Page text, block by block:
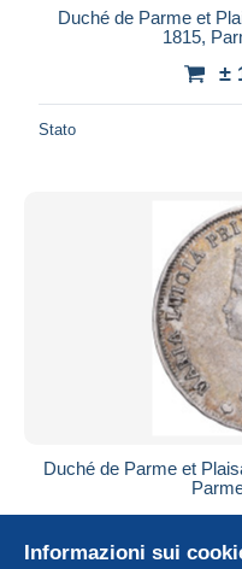
Duché de Parme et
1815,
±
Stato
Duché de Parme et
Informazioni sui